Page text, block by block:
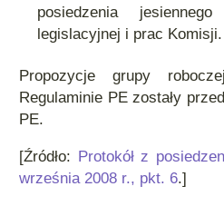
posiedzenia
legislacyjnej i prac Komisji.
Propozycje grupy
Regulaminie PE zostały
PE.
[Źródło: Protokół z
września 2008 r., pkt. 6.]